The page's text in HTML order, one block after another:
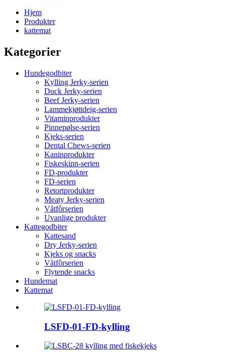
Hjem
Produkter
kattemat
Kategorier
Hundegodbiter
Kylling Jerky-serien
Duck Jerky-serien
Beef Jerky-serien
Lammekjøttdeig-serien
Vitaminprodukter
Pinnepølse-serien
Kjeks-serien
Dental Chews-serien
Kaninprodukter
Fiskeskinn-serien
FD-produkter
FD-serien
Retortprodukter
Meaty Jerky-serien
Våtfôrserien
Uvanlige produkter
Kattegodbiter
Kattesand
Dry Jerky-serien
Kjeks og snacks
Våtfôrserien
Flytende snacks
Hundemat
Kattemat
LSFD-01-FD-kylling